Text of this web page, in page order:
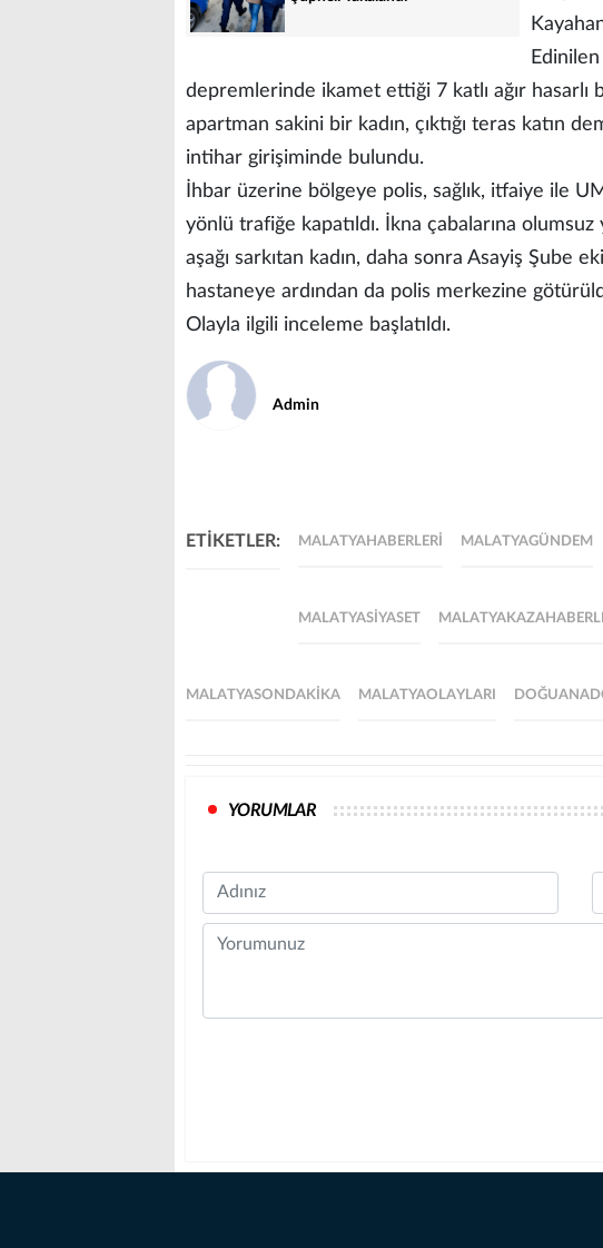
depremlerinde ikamet ettiği 7 katlı ağır hasarlı
apartman sakini bir kadın, çıktığı teras katın
intihar girişiminde bulundu.
İhbar üzerine bölgeye polis, sağlık, itfaiye ile
yönlü trafiğe kapatıldı. İkna çabalarına
aşağı sarkıtan kadın, daha sonra Asayiş Şube
hastaneye ardından da polis merkezine
Olayla ilgili inceleme başlatıldı.
Admin
ETİKETLER: MALATYAHABERLERI MALATYAGÜNDEM
MALATYASIYASET
MALATYASONDAKIKA MALATYAOLAYLARI
YORUMLAR
Name
Comment